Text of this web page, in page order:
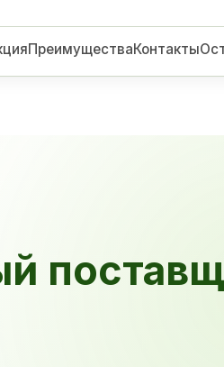
ПреимуществаКонтакты